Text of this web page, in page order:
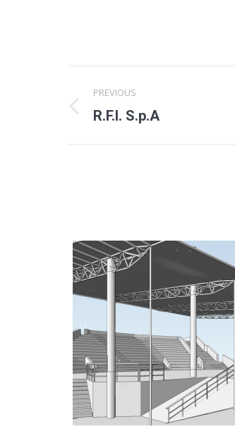
navigation
PREVIOUS
Previous
R.F.I. S.p.A